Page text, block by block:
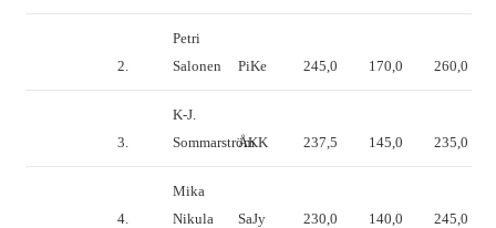
2.
Petri
Salonen
PiKe 245,0 170,0 260,0
3.
K-J.
SommarströmÅKK 237,5 145,0 235,0
4.
Mika
Nikula
SaJy 230,0 140,0 245,0